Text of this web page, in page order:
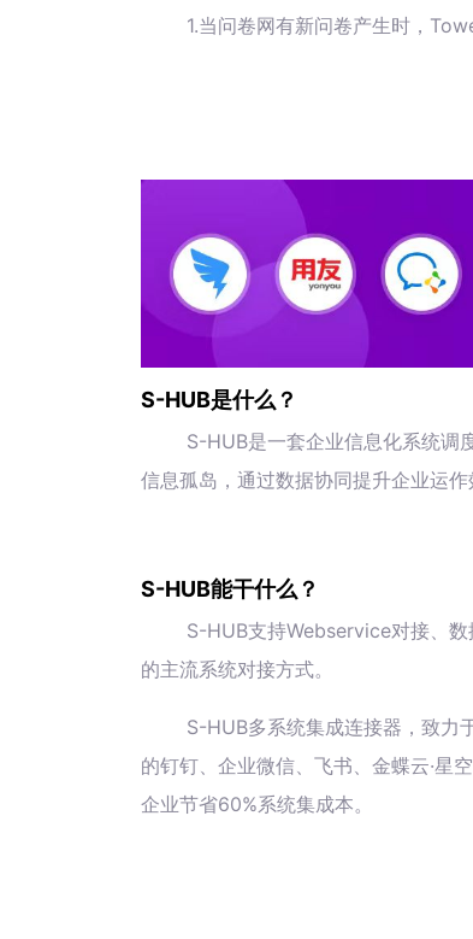
1.当问卷网有新问卷产生时，
S-HUB是什么？
S-HUB是一套企业信息化系统调
信息孤岛，通过数据协同提升企业运作
S-HUB能干什么？
S-HUB支持Webservice对接、
的主流系统对接方式。
S-HUB多系统集成连接器，致力
的钉钉、企业微信、飞书、金蝶云·星
企业节省60%系统集成本。